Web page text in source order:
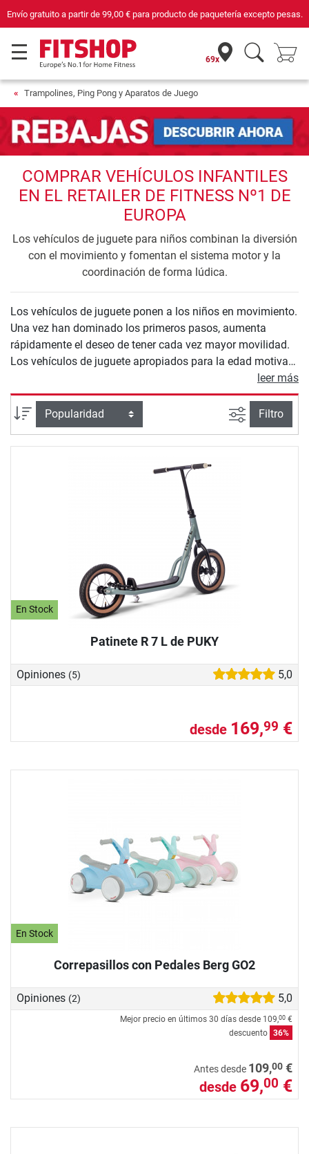
Compra con seguridad en Fitshop, comercio con sello de Confianza Online.
69x
Trampolines, Ping Pong y Aparatos de Juego
COMPRAR VEHÍCULOS INFANTILES
EN EL RETAILER DE FITNESS Nº1 DE
EUROPA
Los vehículos de juguete para niños combinan la diversión
con el movimiento y fomentan el sistema motor y la
coordinación de forma lúdica.
Los vehículos de juguete ponen a los niños en movimiento.
Una vez han dominado los primeros pasos, aumenta
rápidamente el deseo de tener cada vez mayor movilidad.
Los vehículos de juguete apropiados para la edad motivan
a los niños a estar activos al aire libre y a descubrir el
mundo de forma lúdica y segura. Desde bicicletas sin
pedales, triciclos y patinetes hasta bicicletas para niños: en
nuestra tienda de juguetes encontrarás modelos de alta
calidad para todos los grupos de edad que se ajustan a las
capacidades de tu hijo. En nuestro asesor de compra de
vehículos de juguete explicamos además qué tienes que
tener en cuenta a la hora de comprar un vehículo de
leer más
Ordenar por Busqueda
Filtro
En Stock
Patinete R 7 L de PUKY
Opiniones (5) 5,0
desde 169,99 €
En Stock
Correpasillos con Pedales Berg GO2
Opiniones (2) 5,0
Mejor precio en últimos 30 días desde 109,00 €
descuento 36%
Antes desde 109,00 €
desde 69,00 €